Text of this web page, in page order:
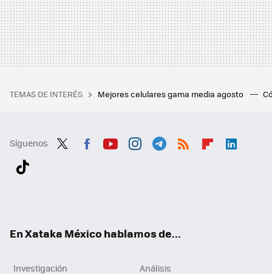
TEMAS DE INTERÉS Mejores celulares gama media agosto
Síguenos
En Xataka México hablamos de...
Investigación
Análisis